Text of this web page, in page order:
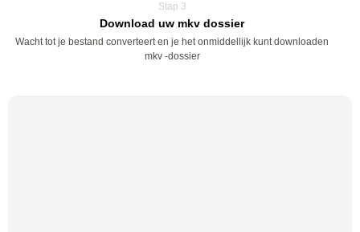
Stap 3
Download uw mkv dossier
Wacht tot je bestand converteert en je het onmiddellijk kunt downloaden
mkv -dossier